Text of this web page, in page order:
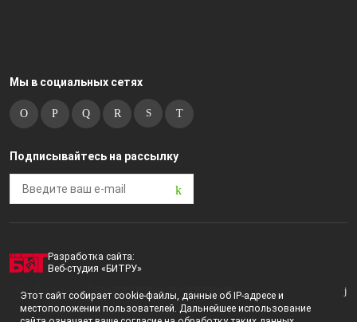
Мы в социальных сетях
Подписывайтесь на рассылку
Разработка сайта:
Веб-студия «БИТРУ»
2023 © i-market |
Пользовательское соглашение
Политика конфиденциальности
Этот сайт собирает cookie-файлы, данные об IP-адресе и
местоположении пользователей. Дальнейшее использование